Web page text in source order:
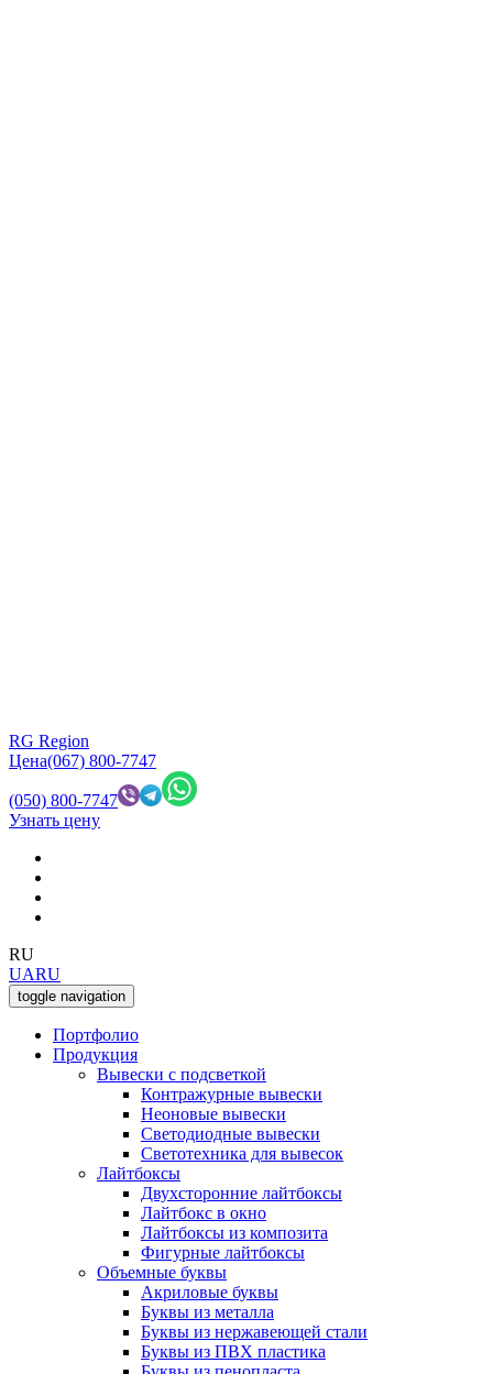
RG Region
Цена(067) 800-7747
(050) 800-7747
Узнать цену
RU
UARU
toggle navigation
Портфолио
Продукция
Вывески с подсветкой
Контражурные вывески
Неоновые вывески
Светодиодные вывески
Светотехника для вывесок
Лайтбоксы
Двухсторонние лайтбоксы
Лайтбокс в окно
Лайтбоксы из композита
Фигурные лайтбоксы
Объемные буквы
Акриловые буквы
Буквы из металла
Буквы из нержавеющей стали
Буквы из ПВХ пластика